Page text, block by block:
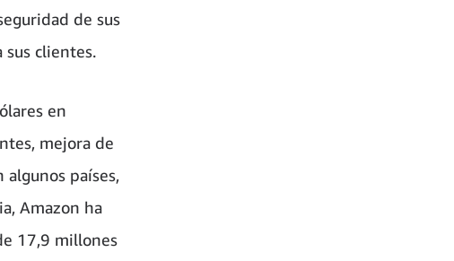
de sus
clientes.
en
mejora de
países,
Amazon ha
17,9 millones